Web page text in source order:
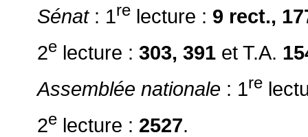
Sénat: 1re lecture : 9 rect.,
2e lecture : 303, 391 et T.A.
Assemblée nationale : 1re
2e lecture : 2527.